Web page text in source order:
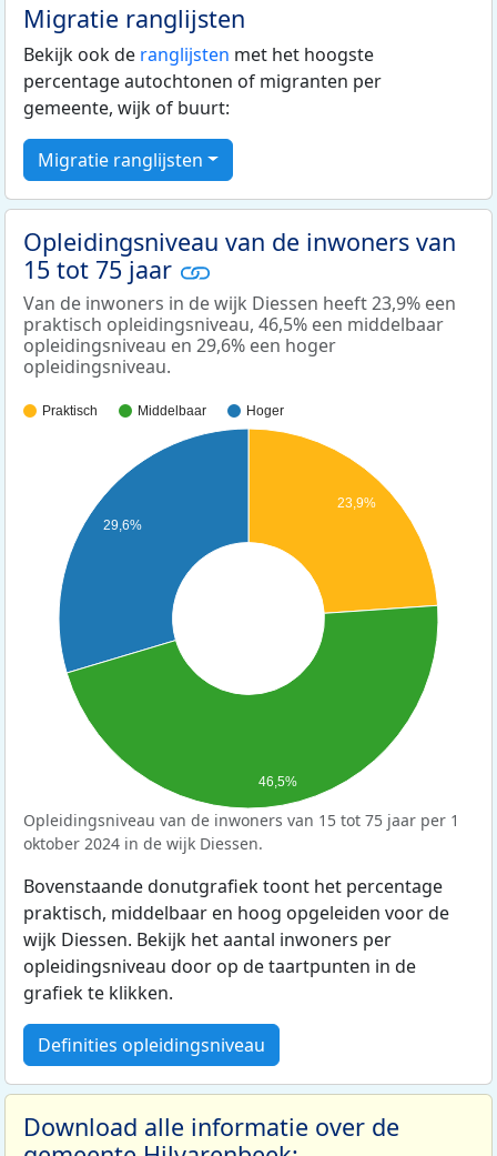
Migratie ranglijsten
Bekijk ook de ranglijsten met het hoogste
percentage autochtonen of migranten per
gemeente, wijk of buurt:
Migratie ranglijsten
Opleidingsniveau van de inwoners van
15 tot 75 jaar
Van de inwoners in de wijk Diessen heeft 23,9% een
praktisch opleidingsniveau, 46,5% een middelbaar
opleidingsniveau en 29,6% een hoger
opleidingsniveau.
Praktisch Middelbaar Hoger
23,9%
29,6%
46,5%
Opleidingsniveau van de inwoners van 15 tot 75 jaar per 1
oktober 2024 in de wijk Diessen.
Bovenstaande donutgrafiek toont het percentage
praktisch, middelbaar en hoog opgeleiden voor de
wijk Diessen. Bekijk het aantal inwoners per
opleidingsniveau door op de taartpunten in de
grafiek te klikken.
Definities opleidingsniveau
Download alle informatie over de